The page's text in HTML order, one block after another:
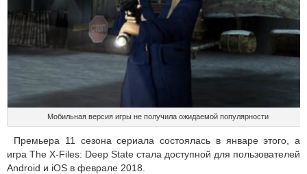
Мобильная версия игры не получила ожидаемой популярности
Премьера 11 сезона сериала состоялась в январе этого, а
игра The X-Files: Deep State стала доступной для пользователей
Android и iOS в феврале 2018.